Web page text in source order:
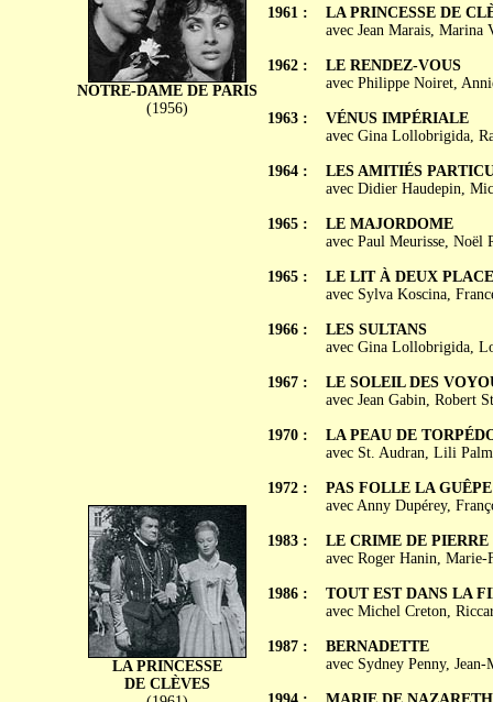
NOTRE-DAME DE PARIS
(1956)
LA PRINCESSE
DE CLÈVES
1961 :
1962 :
1963 :
1964 :
1965 :
1965 :
1966 :
1967 :
1970 :
1972 :
1983 :
1986 :
1987 :
LA PRINCESSE DE
avec Jean Marais, Marina
LE RENDEZ-VOUS
avec Philippe Noiret,
VÉNUS IMPÉRIALE
avec Gina Lollobrigida,
LES AMITIÉS
avec Didier Haudepin,
LE MAJORDOME
avec Paul Meurisse, Noël
LE LIT À DEUX
avec Sylva Koscina,
LES SULTANS
avec Gina Lollobrigida,
LE SOLEIL DES
avec Jean Gabin, Robert
LA PEAU DE
avec St. Audran, Lili
PAS FOLLE LA GUÊPE
avec Anny Dupérey,
LE CRIME DE
avec Roger Hanin,
TOUT EST DANS LA
avec Michel Creton,
BERNADETTE
avec Sydney Penny,